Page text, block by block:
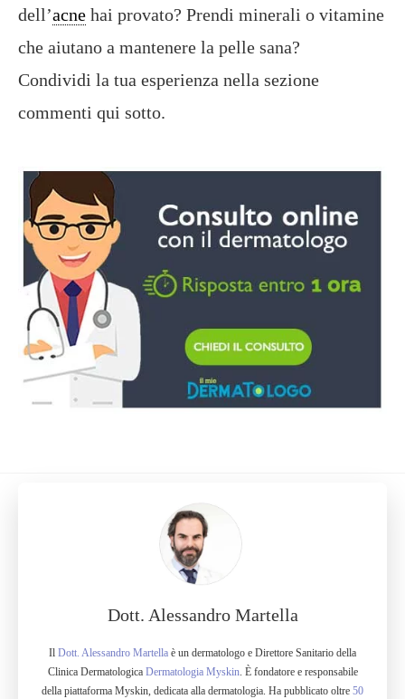
dell’acne hai provato? Prendi minerali o vitamine
che aiutano a mantenere la pelle sana?
Condividi la tua esperienza nella sezione
commenti qui sotto.
Dott. Alessandro Martella
Il Dott. Alessandro Martella è un dermatologo e Direttore Sanitario della
Clinica Dermatologica Dermatologia Myskin. È fondatore e responsabile
della piattaforma Myskin, dedicata alla dermatologia. Ha pubblicato oltre 50